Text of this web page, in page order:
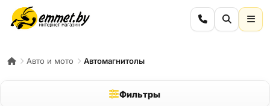
Авто и мото Автомагнитолы
Фильтры